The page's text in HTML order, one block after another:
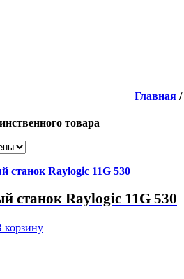
Главная /
товара
станок Raylogic 11G 530
корзину